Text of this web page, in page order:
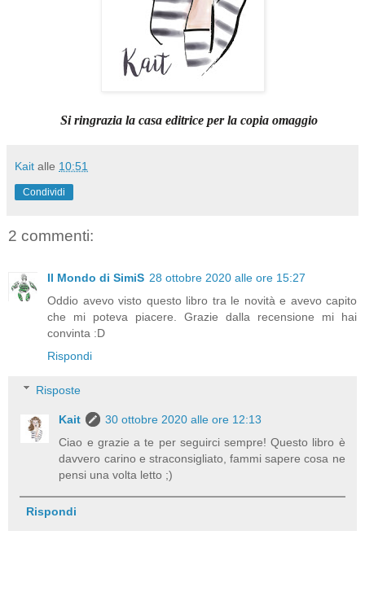
Si ringrazia la casa editrice per la copia omaggio
Kait alle 10:51
Condividi
2 commenti:
Il Mondo di SimiS 28 ottobre 2020 alle ore 15:27
Oddio avevo visto questo libro tra le novità e avevo capito
che mi poteva piacere. Grazie dalla recensione mi hai
convinta :D
Rispondi
Risposte
Kait
30 ottobre 2020 alle ore 12:13
Ciao e grazie a te per seguirci sempre! Questo libro è
davvero carino e straconsigliato, fammi sapere cosa ne
pensi una volta letto ;)
Rispondi